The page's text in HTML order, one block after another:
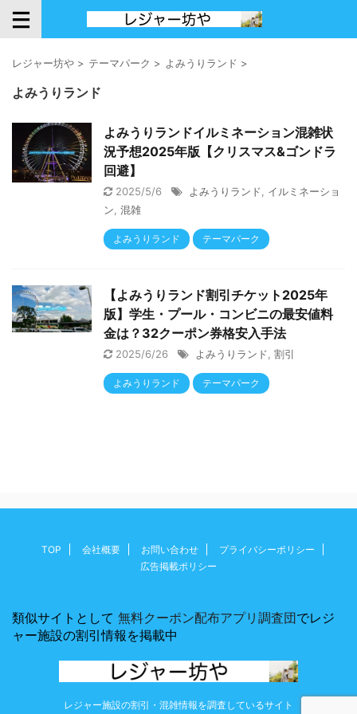
レジャー坊や > テーマパーク > よみうりランド >
よみうりランド
よみうりランドイルミネーション混雑状
況予想2025年版【クリスマス&ゴンドラ
回避】
2025/5/6 よみうりランド
イルミネーショ
ン 混雑
よみうりランド テーマパーク
【よみうりランド割引チケット2025年
版】学生・プール・コンビニの最安値料
金は？32クーポン券格安入手法
2025/6/26 よみうりランド 割引
よみうりランド テーマパーク
TOP 会社概要 お問い合わせ
プライバシーポリシー
広告掲載ポリシー
類似サイトとして 無料クーポン配布アプリ調査団でレジ
ャー施設の割引情報を掲載中
レジャー施設の割引・混雑情報を調査しているサイト